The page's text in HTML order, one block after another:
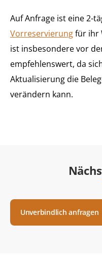
Auf Anfrage ist eine 2-
Vorreservierungfür ihr
ist insbesondere vor
empfehlenswert, da
Aktualisierung die
verändern kann.
Unverbindlich anfragen